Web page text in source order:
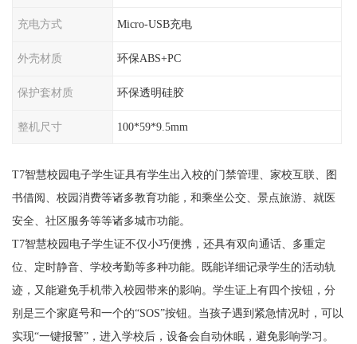
充电方式 Micro-USB充电
外壳材质 环保ABS+PC
保护套材质 环保透明硅胶
整机尺寸 100*59*9.5mm
T7智慧校园电子学生证具有学生出入校的门禁管理、家校互联、图
书借阅、校园消费等诸多教育功能，和乘坐公交、景点旅游、就医
安全、社区服务等等诸多城市功能。
T7智慧校园电子学生证不仅小巧便携，还具有双向通话、多重定
位、定时静音、学校考勤等多种功能。既能详细记录学生的活动轨
迹，又能避免手机带入校园带来的影响。学生证上有四个按钮，分
别是三个家庭号和一个的“SOS”按钮。当孩子遇到紧急情况时，可以
实现“一键报警”，进入学校后，设备会自动休眠，避免影响学习。